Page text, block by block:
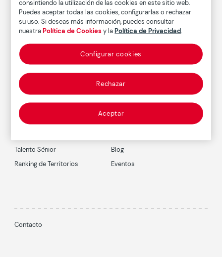
Suscríbete al boletín
Talento Sénior
Ranking de Territorios
Blog
Eventos
Contacto
consintiendo la utilización de las cookies en este sitio web.
Puedes aceptar todas las cookies, configurarlas o rechazar
su uso. Si deseas más información, puedes consultar
nuestraPolítica de Cookiesy laPolítica de Privacidad
Rechazar
Aceptar
Configurar cookies